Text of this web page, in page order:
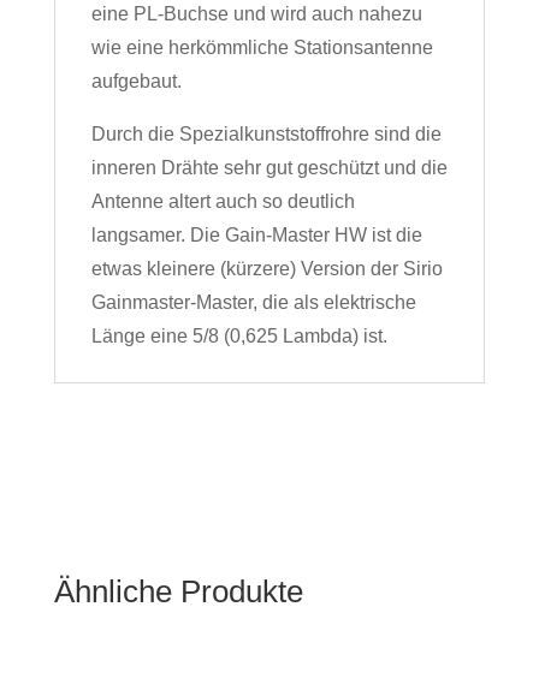
eine PL-Buchse und wird auch nahezu
wie eine herkömmliche Stationsantenne
aufgebaut.
Durch die Spezialkunststoffrohre sind die
inneren Drähte sehr gut geschützt und die
Antenne altert auch so deutlich
langsamer. Die Gain-Master HW ist die
etwas kleinere (kürzere) Version der Sirio
Gainmaster-Master, die als elektrische
Länge eine 5/8 (0,625 Lambda) ist.
Ähnliche Produkte